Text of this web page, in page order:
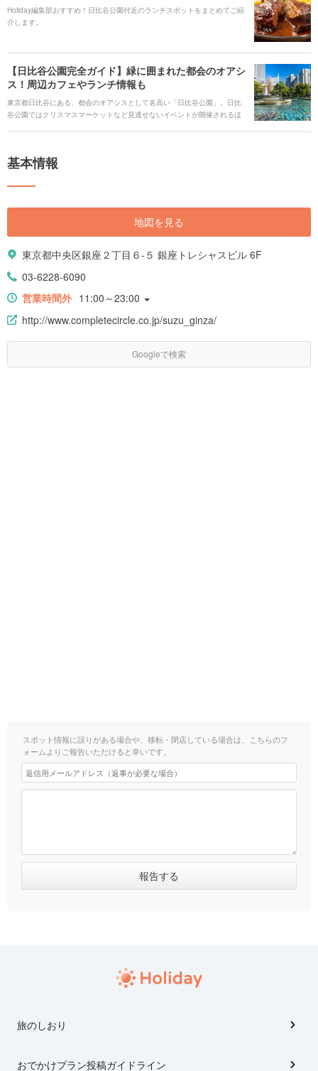
Holiday編集部おすすめ！日比谷公園付近のランチスポットをまとめてご紹
介します。
【日比谷公園完全ガイド】緑に囲まれた都会のオアシ
ス！周辺カフェやランチ情報も
東京都日比谷にある、都会のオアシスとして名高い「日比谷公園」。日比
谷公園ではクリスマスマーケットなど見逃せないイベントが開催されるほ
[keyword_link:日比谷公園 ランチ|https://haveagood.holiday/articles/1365]
[keyword_link:日比谷公園 テイクアウ
ストラン|https://haveagood.holiday/articles/1366] [keyword_link:日比谷公
園 駐車場|https://haveagood.holiday/articles/1370] [keyword_link:日比谷
公園 アクセス|https://haveagood.holiday/articles/1348]
基本情報
地図を見る
東京都中央区銀座２丁目６-５ 銀座トレシャスビル 6F
03-6228-6090
営業時間外 11:00～23:00
http://www.completecircle.co.jp/suzu_ginza/
Googleで検索
スポット情報に誤りがある場合や、移転・閉店している場合は、こちらのフ
ォームよりご報告いただけると幸いです。
旅のしおり
おでかけプラン投稿ガイドライン